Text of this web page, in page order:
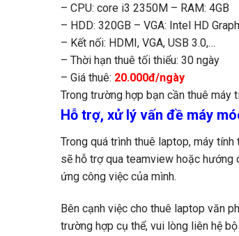
– CPU: core i3 2350M – RAM: 4GB
– HDD: 320GB – VGA: Intel HD
– Kết nối: HDMI, VGA, USB 3.0,…
– Thời hạn thuê tối thiểu: 30 ngày
– Giá thuê: 20.000đ/ngày
Trong trường hợp bạn cần thuê máy
Hỗ trợ, xử lý vấn đề máy
Trong quá trình thuê laptop, máy
sẽ hỗ trợ qua teamview hoặc hướng
ứng công việc của mình.
Bên cạnh việc cho thuê laptop văn
trường hợp cụ thể, vui lòng liên hệ